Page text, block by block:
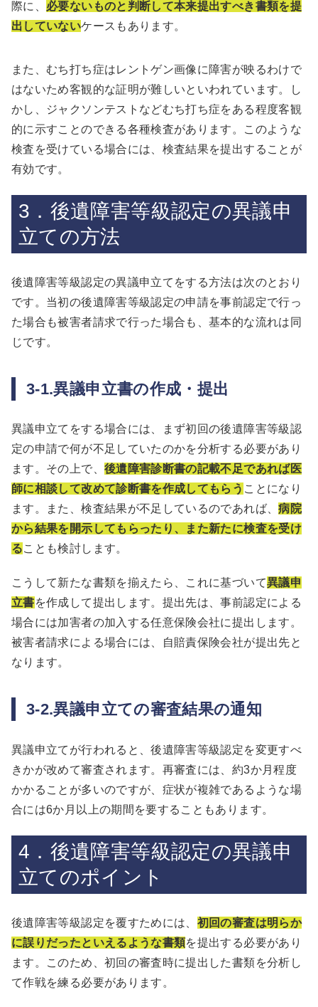
際に、 必要ないものと判断して本来提出すべき書類を提
出していないケースもあります。
また、むち打ち症はレントゲン画像に障害が映るわけで
はないため客観的な証明が難しいといわれています。し
かし、ジャクソンテストなどむち打ち症をある程度客観
的に示すことのできる各種検査があります。このような
検査を受けている場合には、検査結果を提出することが
有効です。
3．後遺障害等級認定の異議申
立ての方法
後遺障害等級認定の異議申立てをする方法は次のとおり
です。当初の後遺障害等級認定の申請を事前認定で行っ
た場合も被害者請求で行った場合も、基本的な流れは同
じです。
3-1.異議申立書の作成・提出
異議申立てをする場合には、まず初回の後遺障害等級認
定の申請で何が不足していたのかを分析する必要があり
ます。その上で、 後遺障害診断書の記載不足であれば医
師に相談して改めて診断書を作成してもらう ことになり
ます。また、検査結果が不足しているのであれば、病院
から結果を開示してもらったり、また新たに検査を受け
ることも検討します。
こうして新たな書類を揃えたら、これに基づいて異議申
立書を作成して提出します。提出先は、事前認定による
場合には加害者の加入する任意保険会社に提出します。
被害者請求による場合には、自賠責保険会社が提出先と
なります。
3-2.異議申立ての審査結果の通知
異議申立てが行われると、後遺障害等級認定を変更すべ
きかが改めて審査されます。再審査には、約3か月程度
かかることが多いのですが、症状が複雑であるような場
合には6か月以上の期間を要することもあります。
4．後遺障害等級認定の異議申
立てのポイント
後遺障害等級認定を覆すためには、 初回の審査は明らか
に誤りだったといえるような書類を提出する必要があり
ます。このため、初回の審査時に提出した書類を分析し
て作戦を練る必要があります。